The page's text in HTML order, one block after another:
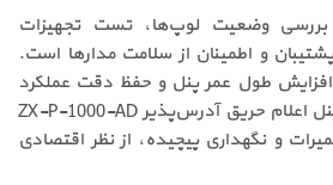
بررسی وضعیت لوپ‌ها، تست تجهیزات
و اطمینان از سلامت مدارها است.
افزایش طول عمر پنل و حفظ دقت عملکرد
سیستم می‌شود. قیمت پنل اعلام حریق آدرس‌پذیر ZX-P-1000-AD
و نگهداری پیچیده، از نظر اقتصادی